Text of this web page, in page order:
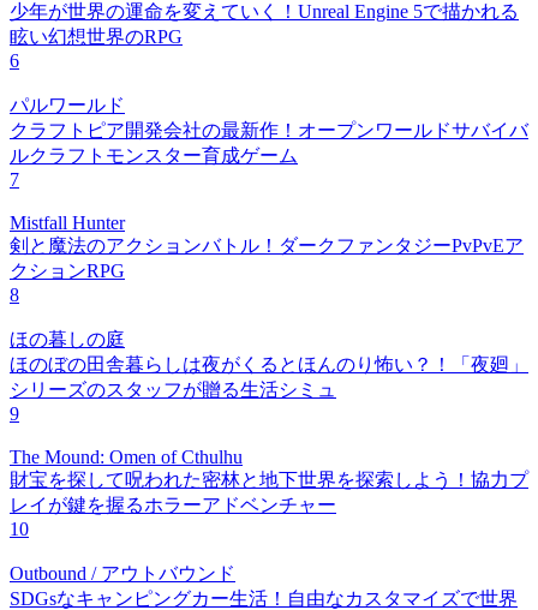
少年が世界の運命を変えていく！Unreal Engine 5で描かれる
眩い幻想世界のRPG
6
パルワールド
クラフトピア開発会社の最新作！オープンワールドサバイバ
ルクラフトモンスター育成ゲーム
7
Mistfall Hunter
剣と魔法のアクションバトル！ダークファンタジーPvPvEア
クションRPG
8
ほの暮しの庭
ほのぼの田舎暮らしは夜がくるとほんのり怖い？！「夜廻」
シリーズのスタッフが贈る生活シミュ
9
The Mound: Omen of Cthulhu
財宝を探して呪われた密林と地下世界を探索しよう！協力プ
レイが鍵を握るホラーアドベンチャー
10
Outbound / アウトバウンド
SDGsなキャンピングカー生活！自由なカスタマイズで世界